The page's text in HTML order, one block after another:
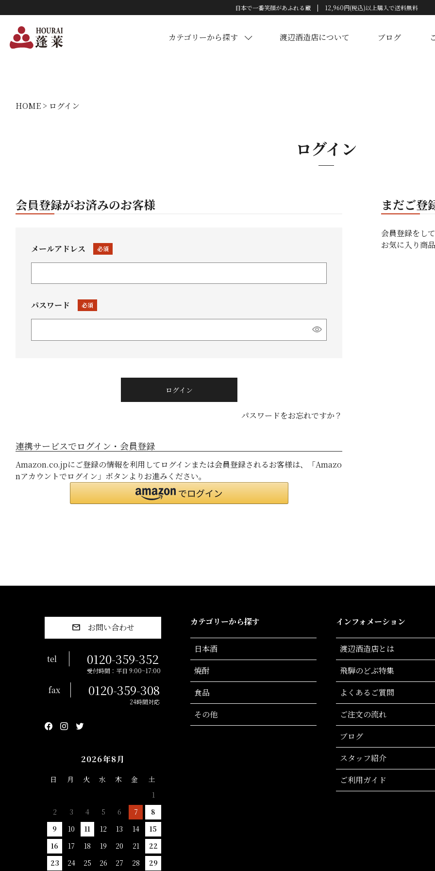
日本で一番笑顔があふれる蔵 | 12,960円(税込)以上購入で送料無料
カテゴリーから探す 渡辺酒造店について ブログ
HOME ログイン
ログイン
会員登録がお済みのお客様
メールアドレス
(必
パスワード
(必
ログイン
パスワードをお忘れですか？
連携サービスでログイン・会員登録
Amazon.co.jpにご登録の情報を利用してログインまたは会員登録されるお客様は、「Amazo
nアカウントでログイン」ボタンよりお進みください。
まだご登
会員登録をし
お気に入り商
お問い合わせ
tel 0120-359-352
受付時間：平日 9:00~17:00
fax 0120-359-308
24時間対応
2026年8月
日 月 火 水 木 金
土
1
2
3 4 5 6 7
8
9
10 11 12 13 14
15
16
17 18 19 20 21
22
23
24 25 26 27 28 29
カテゴリーから探す
日本酒
焼酎
食品
その他
インフォメーション
渡辺酒造店とは
飛騨のどぶ特集
よくあるご質問
ご注文の流れ
ブログ
スタッフ紹介
ご利用ガイド